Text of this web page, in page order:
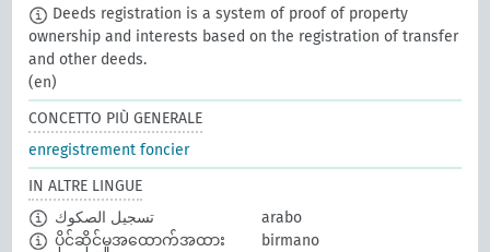
Deeds registration is a system of proof of property
ownership and interests based on the registration of transfer
and other deeds.
(en)
CONCETTO PIÙ GENERALE
enregistrement foncier
IN ALTRE LINGUE
تسجيل الصكوك
arabo
ပိုင်ဆိုင်မှုအထောက်အထား
birmano